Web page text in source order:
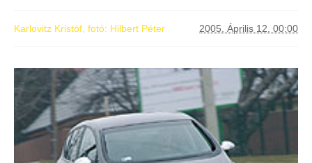
Karlovitz Kristóf, fotó: Hilbert Péter 2005. Április 12. 00:00